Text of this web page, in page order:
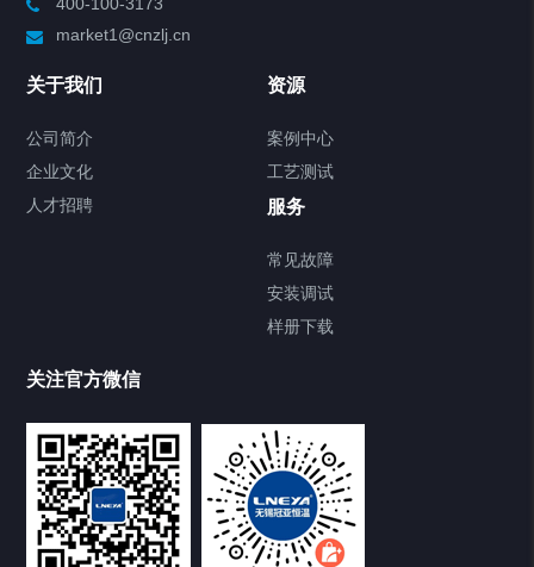
400-100-3173
market1@cnzlj.cn
关于我们
公司简介
企业文化
人才招聘
资源
案例中心
工艺测试
服务
常见故障
安装调试
样册下载
关注官方微信